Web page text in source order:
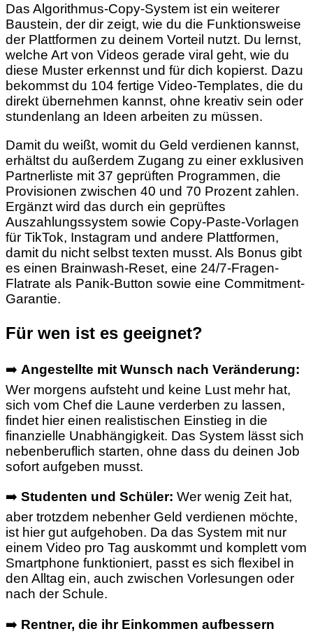
Das Algorithmus-Copy-System ist ein weiterer
Baustein, der dir zeigt, wie du die Funktionsweise
der Plattformen zu deinem Vorteil nutzt. Du lernst,
welche Art von Videos gerade viral geht, wie du
diese Muster erkennst und für dich kopierst. Dazu
bekommst du 104 fertige Video-Templates, die du
direkt übernehmen kannst, ohne kreativ sein oder
stundenlang an Ideen arbeiten zu müssen.
Damit du weißt, womit du Geld verdienen kannst,
erhältst du außerdem Zugang zu einer exklusiven
Partnerliste mit 37 geprüften Programmen, die
Provisionen zwischen 40 und 70 Prozent zahlen.
Ergänzt wird das durch ein geprüftes
Auszahlungssystem sowie Copy-Paste-Vorlagen
für TikTok, Instagram und andere Plattformen,
damit du nicht selbst texten musst. Als Bonus gibt
es einen Brainwash-Reset, eine 24/7-Fragen-
Flatrate als Panik-Button sowie eine Commitment-
Garantie.
Für wen ist es geeignet?
➡️ Angestellte mit Wunsch nach Veränderung:
Wer morgens aufsteht und keine Lust mehr hat,
sich vom Chef die Laune verderben zu lassen,
findet hier einen realistischen Einstieg in die
finanzielle Unabhängigkeit. Das System lässt sich
nebenberuflich starten, ohne dass du deinen Job
sofort aufgeben musst.
➡️ Studenten und Schüler: Wer wenig Zeit hat,
aber trotzdem nebenher Geld verdienen möchte,
ist hier gut aufgehoben. Da das System mit nur
einem Video pro Tag auskommt und komplett vom
Smartphone funktioniert, passt es sich flexibel in
den Alltag ein, auch zwischen Vorlesungen oder
nach der Schule.
➡️ Rentner, die ihr Einkommen aufbessern